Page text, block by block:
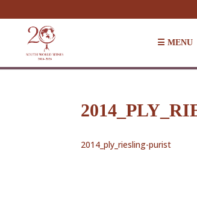
☰ MENU
2014_ply_riesling-purist